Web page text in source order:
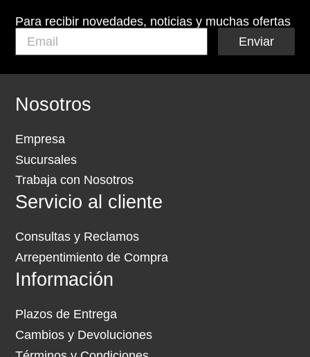
Para recibir novedades, noticias y muchas ofertas
Enviar
Nosotros
Empresa
Sucursales
Trabaja con Nosotros
Servicio al cliente
Consultas y Reclamos
Arrepentimiento de Compra
Información
Plazos de Entrega
Cambios y Devoluciones